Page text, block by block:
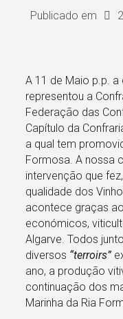
Publicado em
A 11 de Maio p.p.
representou a
Federação das
Capítulo da
a qual tem
Formosa. A nossa
intervenção que
qualidade dos
acontece graças
económicos,
Algarve. Todos
diversos “terroirs”
ano, a produção
continuação dos
Marinha da Ria